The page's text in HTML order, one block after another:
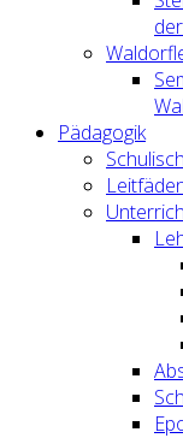
Pädagogik